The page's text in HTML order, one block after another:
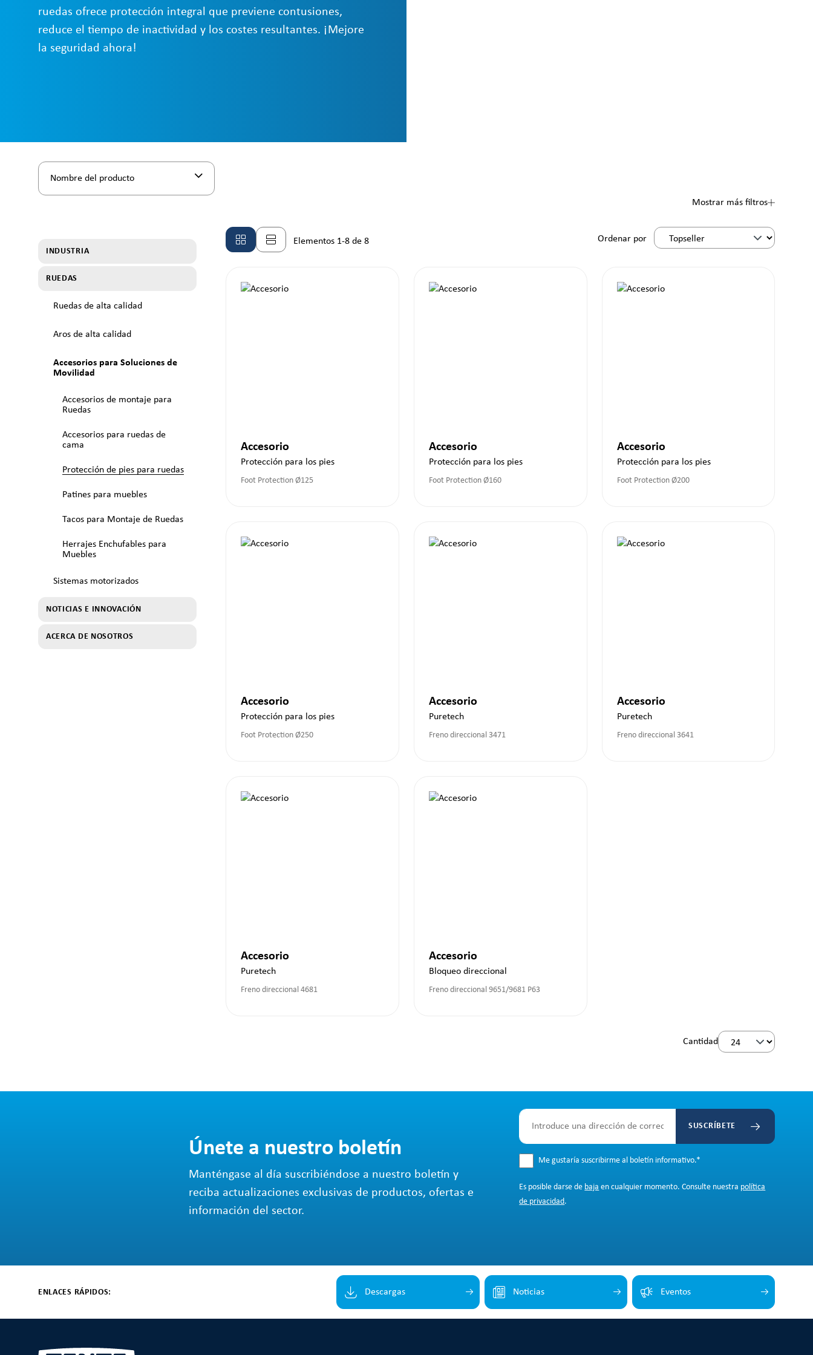
ruedas ofrece protección integral que previene contusiones,
reduce el tiempo de inactividad y los costes resultantes. ¡Mejore
la seguridad ahora!
Nombre del producto
Mostrar más filtros
INDUSTRIA
RUEDAS
Ruedas de alta calidad
Aros de alta calidad
Accesorios para Soluciones de
Movilidad
Accesorios de montaje para
Ruedas
Accesorios para ruedas de
cama
Protección de pies para ruedas
Patines para muebles
Tacos para Montaje de Ruedas
Herrajes Enchufables para
Muebles
Sistemas motorizados
NOTICIAS E INNOVACIÓN
ACERCA DE NOSOTROS
Elementos 1-8 de 8 Ordenar por
Accesorio
Protección para los pies
Foot Protection Ø125
Accesorio
Protección para los pies
Foot Protection Ø160
Accesorio
Protección para los pies
Foot Protection Ø200
Accesorio
Protección para los pies
Foot Protection Ø250
Accesorio
Puretech
Freno direccional 3471
Accesorio
Puretech
Freno direccional 3641
Accesorio
Puretech
Freno direccional 4681
Accesorio
Bloqueo direccional
Freno direccional 9651/9681 P63
Cantidad
Únete a nuestro boletín
Manténgase al día suscribiéndose a nuestro boletín y
reciba actualizaciones exclusivas de productos, ofertas e
información del sector.
SUSCRÍBETE
Me gustaría suscribirme al boletín informativo.*
Es posible darse de baja en cualquier momento. Consulte nuestra política
de privacidad.
ENLACES RÁPIDOS: Descargas Noticias Eventos